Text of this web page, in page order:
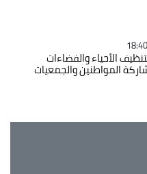
الأحياء والفضاءات
المواطنين والجمعيات